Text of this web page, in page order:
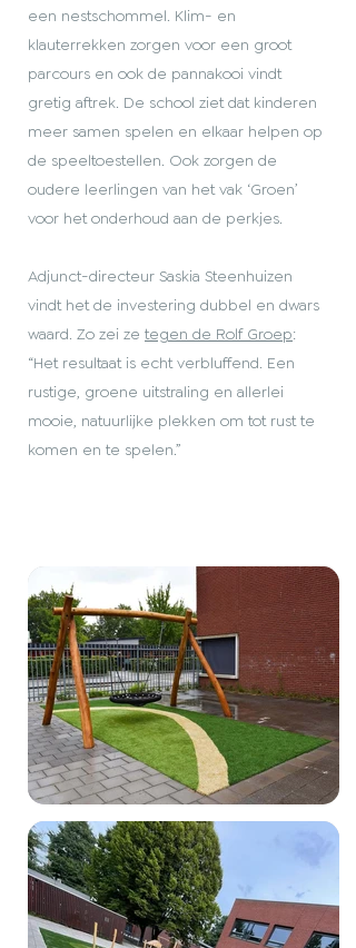
een nestschommel. Klim- en
klauterrekken zorgen voor een groot
parcours en ook de pannakooi vindt
gretig aftrek. De school ziet dat kinderen
meer samen spelen en elkaar helpen op
de speeltoestellen. Ook zorgen de
oudere leerlingen van het vak ‘Groen’
voor het onderhoud aan de perkjes.
Adjunct-directeur Saskia Steenhuizen
vindt het de investering dubbel en dwars
waard. Zo zei ze tegen de Rolf Groep:
“Het resultaat is echt verbluffend. Een
rustige, groene uitstraling en allerlei
mooie, natuurlijke plekken om tot rust te
komen en te spelen.”